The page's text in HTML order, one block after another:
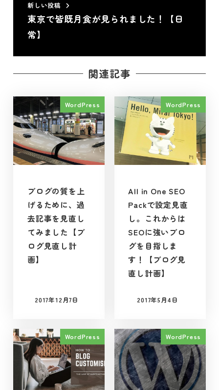
新しい投稿
東京で皆既月食が見られました！【日
常】
関連記事
WordPress
ブログの質を上
げるために、過
去記事を見直し
てみました【ブ
ログ見直し計
画】
投稿日
2017年12月7日
WordPress
All in One SEO
Packで設定見直
し。これからは
SEOに強いブロ
グを目指しま
す！【ブログ見
直し計画】
投稿日
2017年5月4日
WordPress WordPress